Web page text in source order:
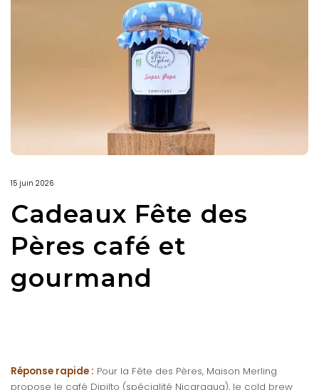
15 juin 2026
Cadeaux Fête des
Pères café et
gourmand
Réponse rapide : Pour la Fête des Pères, Maison Merling
propose le café Dipilto (spécialité Nicaragua), le cold brew